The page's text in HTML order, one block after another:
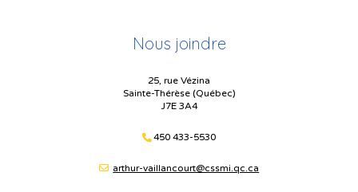
Nous joindre
25, rue Vézina
Sainte-Thérèse (Québec)
J7E 3A4
450 433-5530
arthur-vaillancourt@cssmi.qc.ca